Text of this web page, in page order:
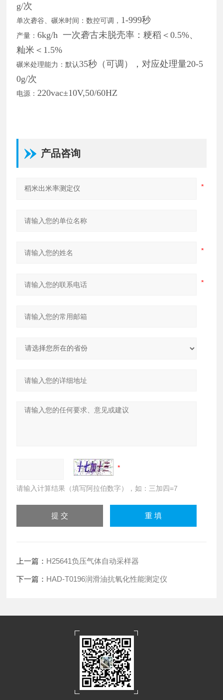
g/次
单次砻谷、碾米时间：数控可调， 1-999秒
产量：6kg/h 一次砻古未脱壳率：粳稻＜0.5%、
籼米＜1.5%
碾米处理能力：默认 35秒（可调），对应处理量20-5
0g/次
电源： 220vac±10V,50/60HZ
产品咨询
请输入计算结果（填写阿拉伯数字），如：三加四=7
上一篇： H25641负压气体自动采样器
下一篇： HAD-T0196润滑油抗氧化性能测定仪